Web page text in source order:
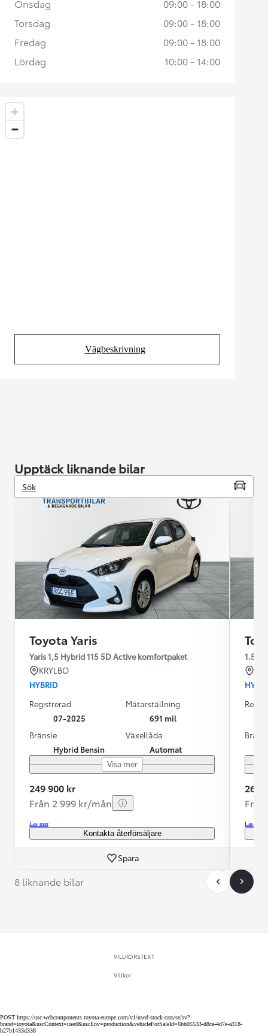
Vägbeskrivning
(Opens in new tab)
Onsdag
09:00 - 18:00
Torsdag
09:00 - 18:00
Fredag
09:00 - 18:00
Lördag
10:00 - 14:00
Upptäck liknande bilar
Sök
Toyota Yaris
Yaris 1,5 Hybrid 115 5D Active komfortpaket
KRYLBO
HYBRID
Registrerad
07-2025
Mätarställning
691 mil
Bränsle
Hybrid Bensin
Växellåda
Automat
Visa mer
249 900 kr
Från 2 999 kr/mån
Läs mer
Kontakta återförsäljare
Spara
269
Läs mer
8 liknande bilar
VILLKORSTEXT
Villkor
POST https://usc-webcomponents.toyota-europe.com/v1/used-stock-cars/se/sv?
brand=toyota&uscContext=used&uscEnv=production&vehicleForSaleId=6bb05533-d8ca-4d7e-a318-
b27b1433d338